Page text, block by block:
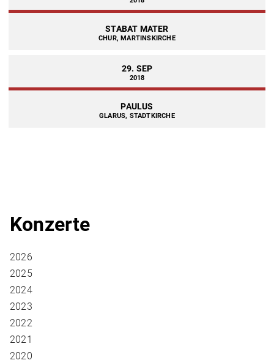
STABAT MATER
CHUR, MARTINSKIRCHE
29. SEP
2018
PAULUS
GLARUS, STADTKIRCHE
Konzerte
2026
2025
2024
2023
2022
2021
2020